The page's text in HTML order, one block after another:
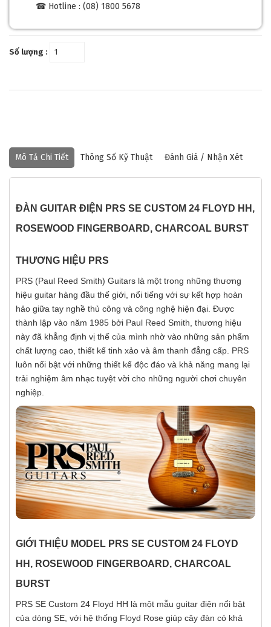
☎ Hotline : (08) 1800 5678
Số lượng :
Mô Tả Chi Tiết Thông Số Kỹ Thuật Đánh Giá / Nhận Xét
ĐÀN GUITAR ĐIỆN PRS SE CUSTOM 24 FLOYD HH,
ROSEWOOD FINGERBOARD, CHARCOAL BURST
THƯƠNG HIỆU PRS
PRS (Paul Reed Smith) Guitars là một trong những thương
hiệu guitar hàng đầu thế giới, nổi tiếng với sự kết hợp hoàn
hảo giữa tay nghề thủ công và công nghệ hiện đại. Được
thành lập vào năm 1985 bởi Paul Reed Smith, thương hiệu
này đã khẳng định vị thế của mình nhờ vào những sản phẩm
chất lượng cao, thiết kế tinh xảo và âm thanh đẳng cấp. PRS
luôn nổi bật với những thiết kế độc đáo và khả năng mang lại
trải nghiệm âm nhạc tuyệt vời cho những người chơi chuyên
nghiệp.
GIỚI THIỆU MODEL PRS SE CUSTOM 24 FLOYD
HH, ROSEWOOD FINGERBOARD, CHARCOAL
BURST
PRS SE Custom 24 Floyd HH là một mẫu guitar điện nổi bật
của dòng SE, với hệ thống Floyd Rose giúp cây đàn có khả